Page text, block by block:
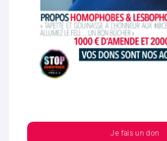
Je fais un don